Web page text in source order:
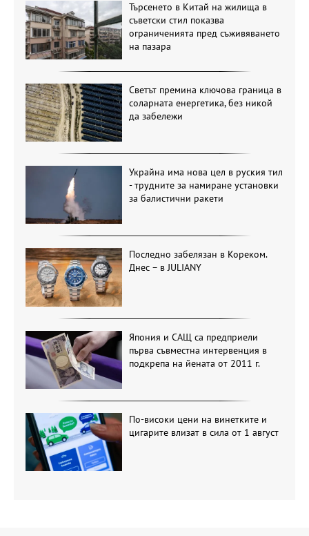
Търсенето в Китай на жилища в
съветски стил показва
ограниченията пред съживяването
на пазара
Светът премина ключова граница в
соларната енергетика, без никой
да забележи
Украйна има нова цел в руския тил
- трудните за намиране установки
за балистични ракети
Последно забелязан в Кореком.
Днес – в JULIANY
Япония и САЩ са предприели
първа съвместна интервенция в
подкрепа на йената от 2011 г.
По-високи цени на винетките и
цигарите влизат в сила от 1 август